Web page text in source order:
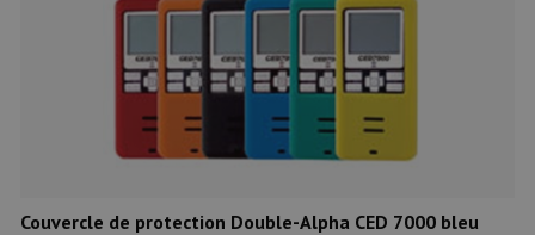
Couvercle de protection Double-Alpha CED 7000 bleu